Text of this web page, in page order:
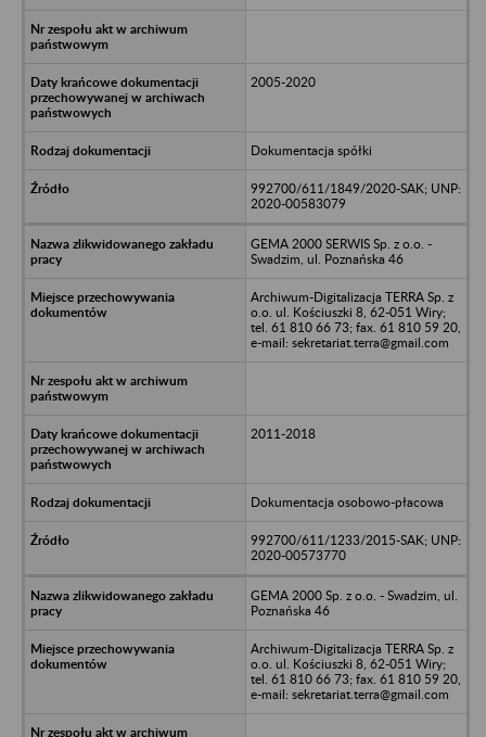
2005-2020
Dokumentacja spółki
992700/611/1849/2020-SAK; UNP:
2020-00583079
GEMA 2000 SERWIS Sp. z o.o. -
Swadzim, ul. Poznańska 46
Archiwum-Digitalizacja TERRA Sp. z
o.o. ul. Kościuszki 8, 62-051 Wiry;
tel. 61 810 66 73; fax. 61 810 59 20,
e-mail: sekretariat.terra@gmail.com
2011-2018
Dokumentacja osobowo-płacowa
992700/611/1233/2015-SAK; UNP:
2020-00573770
GEMA 2000 Sp. z o.o. - Swadzim, ul.
Poznańska 46
Archiwum-Digitalizacja TERRA Sp. z
o.o. ul. Kościuszki 8, 62-051 Wiry;
tel. 61 810 66 73; fax. 61 810 59 20,
e-mail: sekretariat.terra@gmail.com